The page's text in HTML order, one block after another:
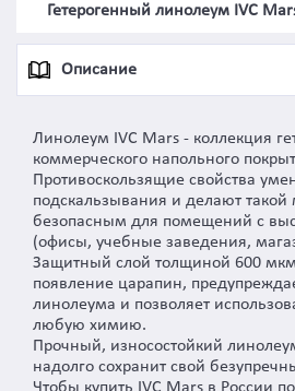
Гетерогенный линолеум IVC
Описание
Линолеум IVC Mars - коллекция
коммерческого напольного
Противоскользящие свойства
подскальзывания и делают такой
безопасным для помещений с
(офисы, учебные заведения,
Защитный слой толщиной 600
появление царапин,
линолеума и позволяет
любую химию.
Прочный, износостойкий
надолго сохранит свой